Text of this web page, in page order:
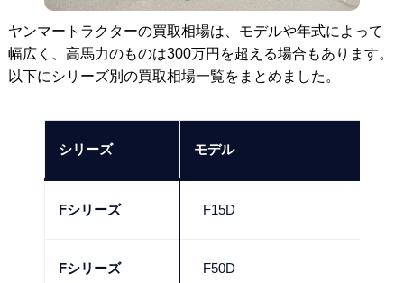
ヤンマートラクターの買取相場は、モデルや年式によって
幅広く、高馬力のものは300万円を超える場合もあります。
以下にシリーズ別の買取相場一覧をまとめました。
シリーズ モデル
Fシリーズ F15D
Fシリーズ F50D